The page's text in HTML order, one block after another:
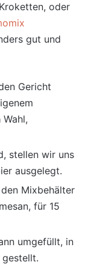
oder
gut und
Gericht
stellen wir uns
ausgelegt.
Mixbehälter
für 15
umgefüllt, in
gestellt.